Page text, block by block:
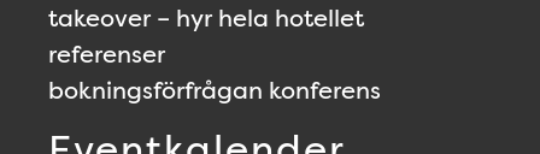
takeover – hyr hela hotellet
referenser
bokningsförfrågan konferens